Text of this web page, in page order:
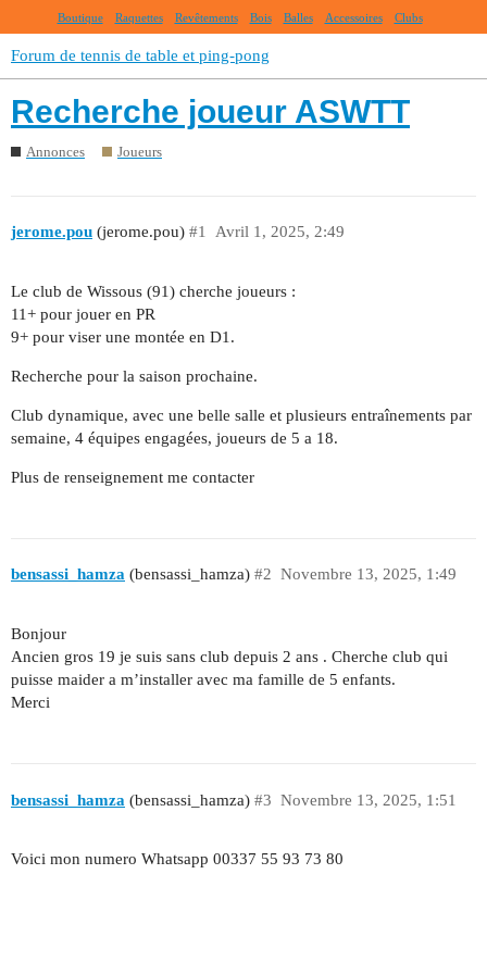
Boutique Raquettes Revêtements Bois Balles Accessoires Clubs
Forum de tennis de table et ping-pong
Recherche joueur ASWTT
Annonces Joueurs
jerome.pou (jerome.pou) Avril 1, 2025, 2:49
#1
Le club de Wissous (91) cherche joueurs :
11+ pour jouer en PR
9+ pour viser une montée en D1.
Recherche pour la saison prochaine.
Club dynamique, avec une belle salle et plusieurs entraînements par
semaine, 4 équipes engagées, joueurs de 5 a 18.
Plus de renseignement me contacter
bensassi_hamza (bensassi_hamza) Novembre 13, 2025, 1:49
#2
Bonjour
Ancien gros 19 je suis sans club depuis 2 ans . Cherche club qui
puisse maider a m’installer avec ma famille de 5 enfants.
Merci
bensassi_hamza (bensassi_hamza) Novembre 13, 2025, 1:51
#3
Voici mon numero Whatsapp 00337 55 93 73 80